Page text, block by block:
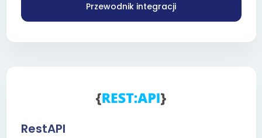
Przewodnik integracji
RestAPI